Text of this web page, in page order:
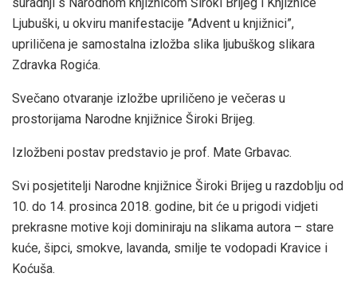
suradnji s Narodnom knjižnicom Široki Brijeg i Knjižnice
Ljubuški, u okviru manifestacije ”Advent u knjižnici”,
upriličena je samostalna izložba slika ljubuškog slikara
Zdravka Rogića.
Svečano otvaranje izložbe upriličeno je večeras u
prostorijama Narodne knjižnice Široki Brijeg.
Izložbeni postav predstavio je prof. Mate Grbavac.
Svi posjetitelji Narodne knjižnice Široki Brijeg u razdoblju od
10. do 14. prosinca 2018. godine, bit će u prigodi vidjeti
prekrasne motive koji dominiraju na slikama autora – stare
kuće, šipci, smokve, lavanda, smilje te vodopadi Kravice i
Koćuša.